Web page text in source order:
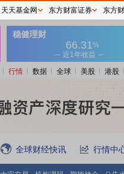
行情 数据 全球 美股 港股
全球财经快讯 行情中
天天基金网 东方财富证券 东方